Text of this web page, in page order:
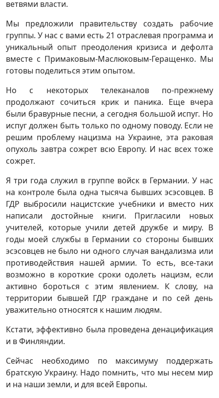
ветвями власти.
Мы предложили правительству создать рабочие
группы. У нас с вами есть 21 отраслевая программа и
уникальный опыт преодоления кризиса и дефолта
вместе с Примаковым-Маслюковым-Геращенко. Мы
готовы поделиться этим опытом.
Но с некоторых телеканалов по-прежнему
продолжают сочиться крик и паника. Еще вчера
были бравурные песни, а сегодня большой испуг. Но
испуг должен быть только по одному поводу. Если не
решим проблему нацизма на Украине, эта раковая
опухоль завтра сожрет всю Европу. И нас всех тоже
сожрет.
Я три года служил в группе войск в Германии. У нас
на контроле была одна тысяча бывших эсэсовцев. В
ГДР выбросили нацистские учебники и вместо них
написали достойные книги. Пригласили новых
учителей, которые учили детей дружбе и миру. В
годы моей службы в Германии со стороны бывших
эсэсовцев не было ни одного случая вандализма или
противодействия нашей армии. То есть, все-таки
возможно в короткие сроки одолеть нацизм, если
активно бороться с этим явлением. К слову, на
территории бывшей ГДР граждане и по сей день
уважительно относятся к нашим людям.
Кстати, эффективно была проведена денацификация
и в Финляндии.
Сейчас необходимо по максимуму поддержать
братскую Украину. Надо помнить, что мы несем мир
и на наши земли, и для всей Европы.